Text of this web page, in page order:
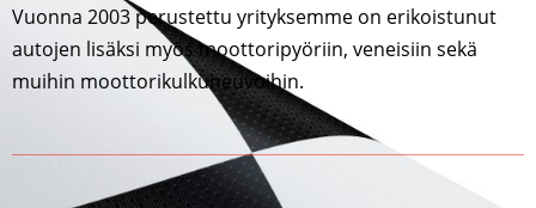
Vuonna 2003 perustettu yrityksemme on erikoistunut
autojen lisäksi myös moottoripyöriin, veneisiin sekä
muihin moottorikulkuneuvoihin.